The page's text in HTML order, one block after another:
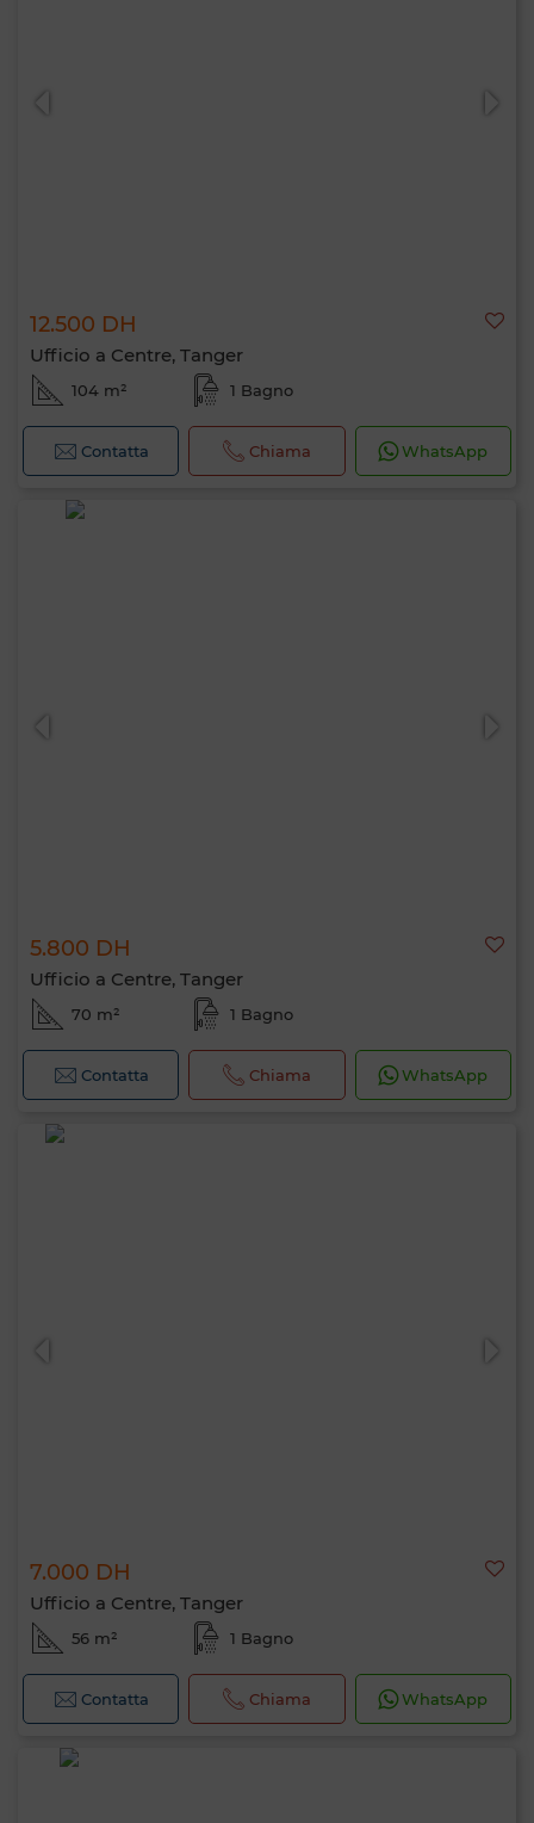
12.500 DH
Ufficio a Centre, Tanger
104 m² 1 Bagno
Contatta Chiama WhatsApp
5.800 DH
Ufficio a Centre, Tanger
70 m² 1 Bagno
Contatta Chiama WhatsApp
7.000 DH
Ufficio a Centre, Tanger
56 m² 1 Bagno
Contatta Chiama WhatsApp